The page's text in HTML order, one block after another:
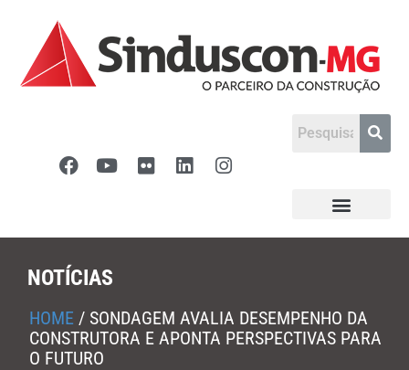
NOTÍCIAS
HOME / SONDAGEM AVALIA DESEMPENHO DA
CONSTRUTORA E APONTA PERSPECTIVAS PARA
O FUTURO